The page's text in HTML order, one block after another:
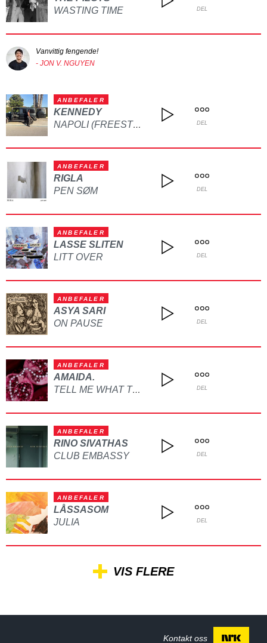
WASTING TIME
DEL
Vanvittig fengende!
- JON V. NGUYEN
ANBEFALER
KENNEDY
NAPOLI (FREESTYLE) DEL
ANBEFALER
RIGLA
PEN SØM
DEL
ANBEFALER
LASSE SLITEN
LITT OVER
DEL
ANBEFALER
ASYA SARI
ON PAUSE
DEL
ANBEFALER
AMAIDA.
TELL ME WHAT TO DO DEL
ANBEFALER
RINO SIVATHAS
CLUB EMBASSY
DEL
ANBEFALER
LÅSSASOM
JULIA
DEL
VIS FLERE
Kontakt oss